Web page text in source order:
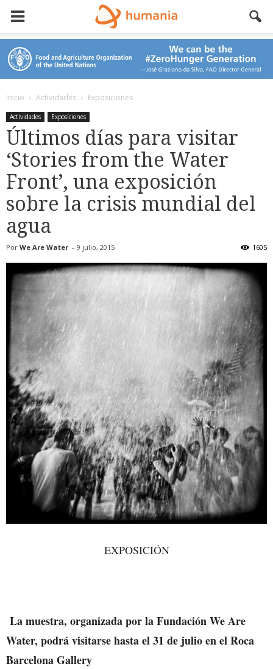
Inicio Actividades Exposiciones
Actividades Exposiciones
Últimos días para visitar
‘Stories from the Water
Front’, una exposición
sobre la crisis mundial del
agua
Por We Are Water - 9 julio, 2015 1605
EXPOSICIÓN
La muestra, organizada por la Fundación We Are
Water, podrá visitarse hasta el 31 de julio en el Roca
Barcelona Gallery